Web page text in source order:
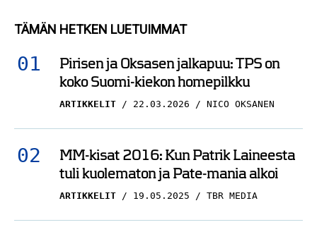
TÄMÄN HETKEN LUETUIMMAT
Pirisen ja Oksasen jalkapuu: TPS on
koko Suomi-kiekon homepilkku
ARTIKKELIT 22.03.2026 NICO OKSANEN
MM-kisat 2016: Kun Patrik Laineesta
tuli kuolematon ja Pate-mania alkoi
ARTIKKELIT 19.05.2025 TBR MEDIA